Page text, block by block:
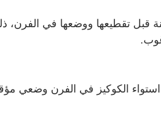
قبل تقطيعها ووضعها في
الكوكيز في الفرن وضعي